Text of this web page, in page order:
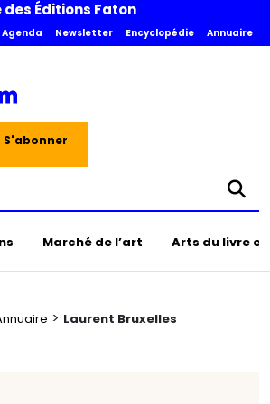
Éditions Faton
Agenda Newsletter Encyclopédie Annuaire
S'abonner
Marché de l’art Arts du livre
> Laurent Bruxelles